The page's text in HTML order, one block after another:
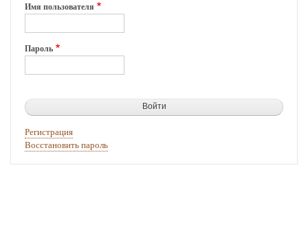
Имя пользователя
Пароль
Регистрация
Восстановить пароль